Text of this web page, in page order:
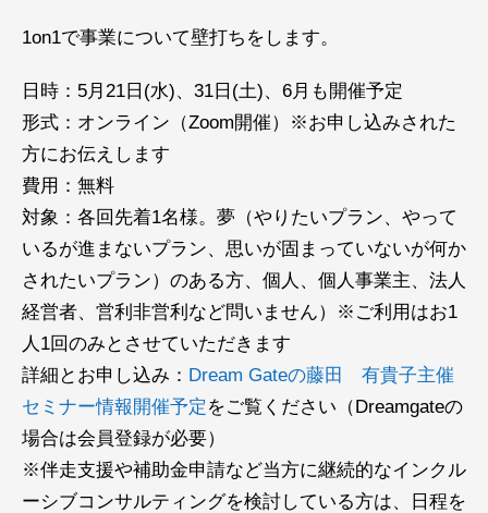
1on1で事業について壁打ちをします。
日時：5月21日(水)、31日(土)、6月も開催予定
形式：オンライン（Zoom開催）※お申し込みされた
方にお伝えします
費用：無料
対象：各回先着1名様。夢（やりたいプラン、やって
いるが進まないプラン、思いが固まっていないが何か
されたいプラン）のある方、個人、個人事業主、法人
経営者、営利非営利など問いません）※ご利用はお1
人1回のみとさせていただきます
詳細とお申し込み： Dream Gateの藤田 有貴子主催
セミナー情報開催予定 をご覧ください（Dreamgateの
場合は会員登録が必要）
※伴走支援や補助金申請など当方に継続的なインクル
ーシブコンサルティングを検討している方は、日程を